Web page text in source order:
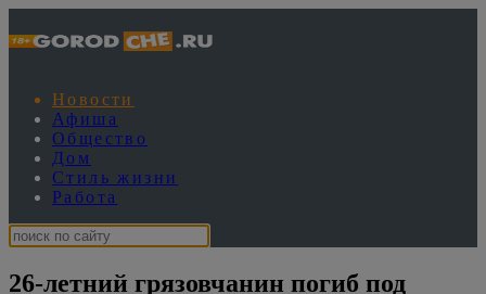
Новости
Афиша
Общество
Дом
Стиль жизни
Работа
26-летний грязовчанин погиб под